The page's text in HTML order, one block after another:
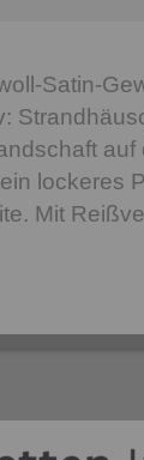
Satin-
auf
lockeres
Mit